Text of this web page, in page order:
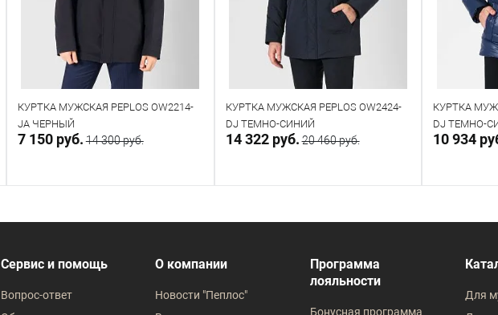
КУРТКА МУЖСКАЯ PEPLOS OW2214-
JA ЧЕРНЫЙ
7 150 руб. 14 300 руб.
Направить запрос
Под заказ
КУРТКА МУЖСКАЯ PEPLOS OW2424-
DJ ТЕМНО-СИНИЙ
14 322 руб. 20 460 руб.
Направить запрос
Таблица размеров
КУРТКА
DJ ТЕМНО-
10 934
В наличии
Сервис и помощь
Вопрос-ответ
О компании
Новости "Пеплос"
Программа
лояльности
Бонусная программа
Для